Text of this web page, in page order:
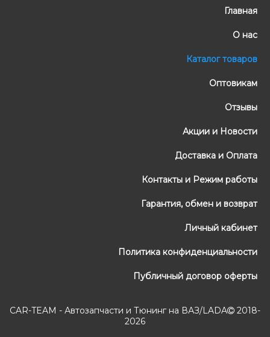
Главная
О нас
Каталог товаров
Оптовикам
Отзывы
Акции и Новости
Доставка и Оплата
Контакты и Режим работы
Гарантия, обмен и возврат
Личный кабинет
Политика конфиденциальности
Публичный договор оферты
CAR-TEAM - Автозапчасти и Тюнинг на ВАЗ/LADA
2018-
2026